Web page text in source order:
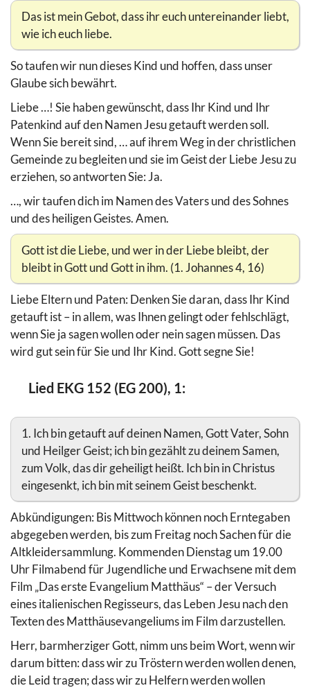
Das ist mein Gebot, dass ihr euch untereinander liebt,
wie ich euch liebe.
So taufen wir nun dieses Kind und hoffen, dass unser
Glaube sich bewährt.
Liebe …! Sie haben gewünscht, dass Ihr Kind und Ihr
Patenkind auf den Namen Jesu getauft werden soll.
Wenn Sie bereit sind, … auf ihrem Weg in der christlichen
Gemeinde zu begleiten und sie im Geist der Liebe Jesu zu
erziehen, so antworten Sie: Ja.
…, wir taufen dich im Namen des Vaters und des Sohnes
und des heiligen Geistes. Amen.
Gott ist die Liebe, und wer in der Liebe bleibt, der
bleibt in Gott und Gott in ihm. (1. Johannes 4, 16)
Liebe Eltern und Paten: Denken Sie daran, dass Ihr Kind
getauft ist – in allem, was Ihnen gelingt oder fehlschlägt,
wenn Sie ja sagen wollen oder nein sagen müssen. Das
wird gut sein für Sie und Ihr Kind. Gott segne Sie!
Lied EKG 152 (EG 200), 1:
1. Ich bin getauft auf deinen Namen, Gott Vater, Sohn
und Heilger Geist; ich bin gezählt zu deinem Samen,
zum Volk, das dir geheiligt heißt. Ich bin in Christus
eingesenkt, ich bin mit seinem Geist beschenkt.
Abkündigungen: Bis Mittwoch können noch Erntegaben
abgegeben werden, bis zum Freitag noch Sachen für die
Altkleidersammlung. Kommenden Dienstag um 19.00
Uhr Filmabend für Jugendliche und Erwachsene mit dem
Film „Das erste Evangelium Matthäus“ – der Versuch
eines italienischen Regisseurs, das Leben Jesu nach den
Texten des Matthäusevangeliums im Film darzustellen.
Herr, barmherziger Gott, nimm uns beim Wort, wenn wir
darum bitten: dass wir zu Tröstern werden wollen denen,
die Leid tragen; dass wir zu Helfern werden wollen